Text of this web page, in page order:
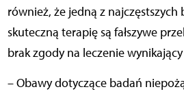
również, że jedną z
skuteczną terapię są fałszywe
brak zgody na leczenie
– Obawy dotyczące badań